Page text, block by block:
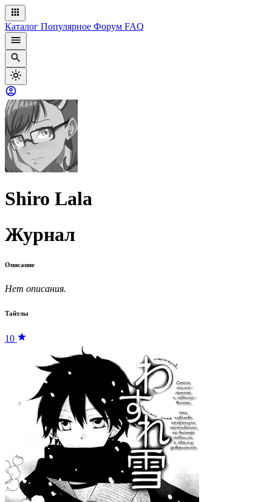
Каталог Популярное Форум FAQ
Shiro Lala
Журнал
Описание
Нет описания.
Тайтлы
10